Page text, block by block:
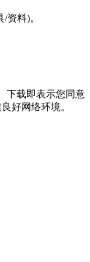
资料)。
下载即表示您同意
好网络环境。